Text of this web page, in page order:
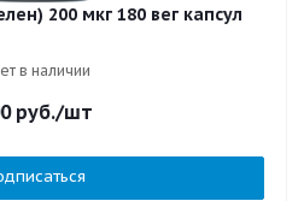
200 мкг 180 вег капсул
в наличии
руб./шт